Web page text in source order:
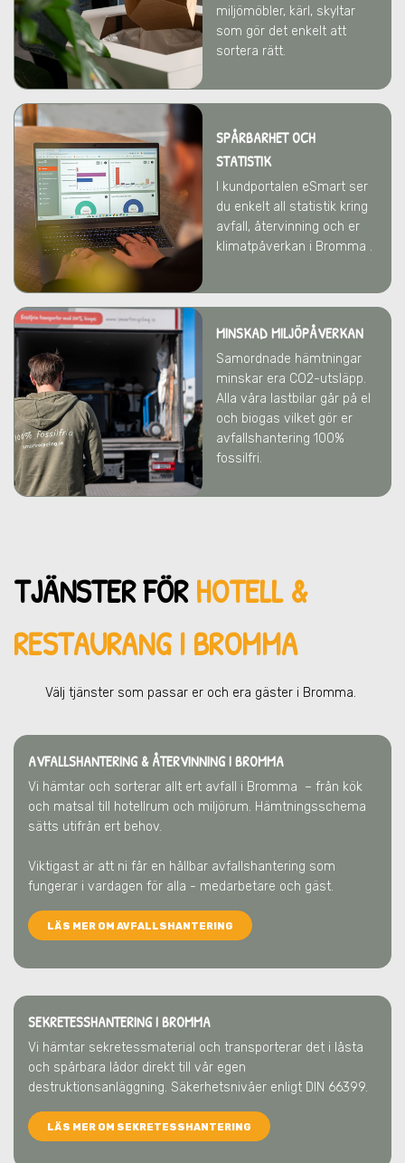
miljömöbler, kärl, skyltar
som gör det enkelt att
sortera rätt.
SPÅRBARHET OCH
STATISTIK
I kundportalen eSmart ser
du enkelt all statistik kring
avfall, återvinning och er
klimatpåverkan i Bromma .
MINSKAD MILJÖPÅVERKAN
Samordnade hämtningar
minskar era CO2-utsläpp.
Alla våra lastbilar går på el
och biogas vilket gör er
avfallshantering 100%
fossilfri.
TJÄNSTER FÖRHOTELL &
RESTAURANG I BROMMA
Välj tjänster som passar er och era gäster i Bromma.
AVFALLSHANTERING & ÅTERVINNINGI BROMMA
Vi hämtar och sorterar allt ert avfall i Bromma – från kök
och matsal till hotellrum och miljörum. Hämtningsschema
sätts utifrån ert behov.
Viktigast är att ni får en hållbar avfallshantering som
fungerar i vardagen för alla - medarbetare och gäst.
LÄS MER OM AVFALLSHANTERING
SEKRETESSHANTERING I BROMMA
Vi hämtar sekretessmaterial och transporterar det i låsta
och spårbara lådor direkt till vår egen
destruktionsanläggning. Säkerhetsnivåer enligt DIN 66399.
LÄS MER OM SEKRETESSHANTERING